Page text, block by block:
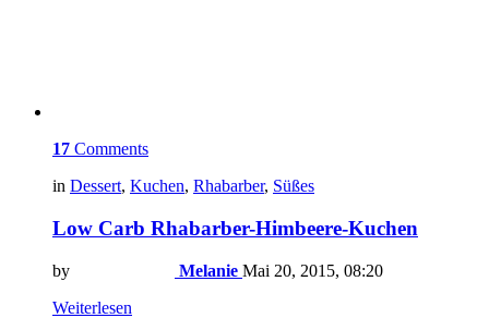
17 Comments
in Dessert, Kuchen, Rhabarber, Süßes
Low Carb Rhabarber-Himbeere-Kuchen
by Melanie Mai 20, 2015, 08:20
Weiterlesen